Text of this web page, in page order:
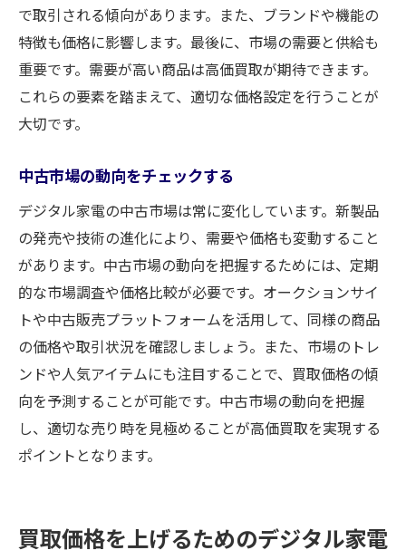
で取引される傾向があります。また、ブランドや機能の
特徴も価格に影響します。最後に、市場の需要と供給も
重要です。需要が高い商品は高価買取が期待できます。
これらの要素を踏まえて、適切な価格設定を行うことが
大切です。
中古市場の動向をチェックする
デジタル家電の中古市場は常に変化しています。新製品
の発売や技術の進化により、需要や価格も変動すること
があります。中古市場の動向を把握するためには、定期
的な市場調査や価格比較が必要です。オークションサイ
トや中古販売プラットフォームを活用して、同様の商品
の価格や取引状況を確認しましょう。また、市場のトレ
ンドや人気アイテムにも注目することで、買取価格の傾
向を予測することが可能です。中古市場の動向を把握
し、適切な売り時を見極めることが高価買取を実現する
ポイントとなります。
買取価格を上げるためのデジタル家電